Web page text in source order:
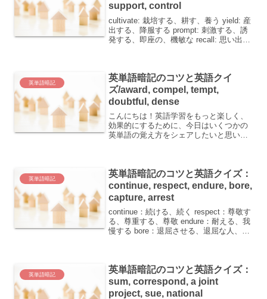
support, control
cultivate: 栽培する、耕す、養う yield: 産
出する、降服する prompt: 刺激する、誘
発する、即座の、機敏な recall: 思い出
英単語暗記
英単語暗記のコツと英語クイ
ズ/award, compel, tempt,
doubtful, dense
こんにちは！英語学習をもっと楽しく、
効果的にするために、今日はいくつかの
英単語の覚え方をシェアしたいと思いま
英単語暗記
英単語暗記のコツと英語クイズ：
continue, respect, endure, bore,
capture, arrest
continue：続ける、続く respect：尊敬す
る、尊重する、尊敬 endure：耐える、我
慢する bore：退屈させる、退屈な人、退
英単語暗記
英単語暗記のコツと英語クイズ：
sum, correspond, a joint
project, sue, national